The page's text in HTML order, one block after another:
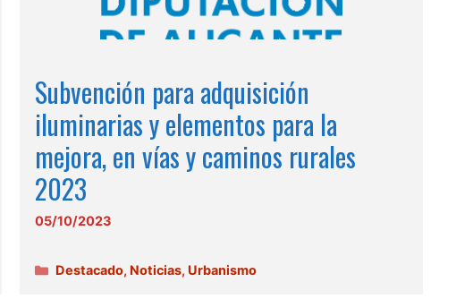
Subvención para adquisición
iluminarias y elementos para la
mejora, en vías y caminos rurales
2023
05/10/2023
Categorías
Destacado, Noticias, Urbanismo